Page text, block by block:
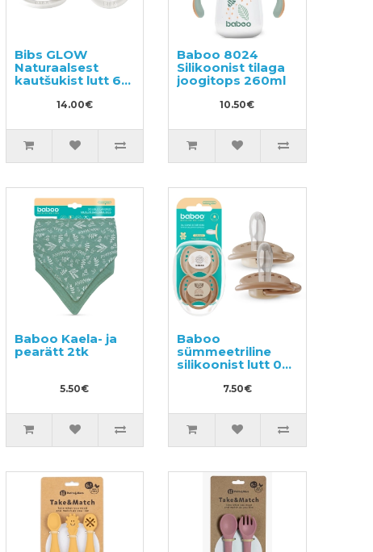
Bibs GLOW
Naturaalsest
kautšukist lutt 6-
14.00€
Baboo 8024
Silikoonist tilaga
joogitops 260ml
10.50€
Baboo Kaela- ja
pearätt 2tk
5.50€
Baboo
sümmeetriline
silikoonist lutt 0+
7.50€